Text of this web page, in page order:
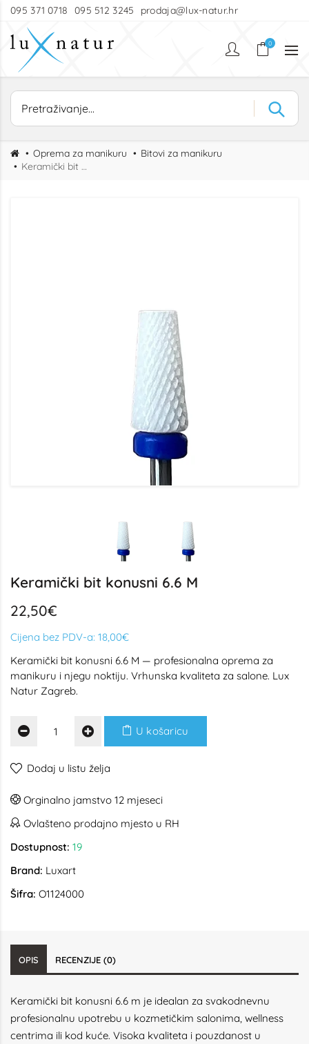
095 371 0718 095 512 3245 prodaja@lux-natur.hr
0
Oprema za manikuru
Bitovi za manikuru
Keramički bit konusni 6.6 M
Keramički bit konusni 6.6 M
22,50€
Cijena bez PDV-a: 18,00€
Keramički bit konusni 6.6 M — profesionalna oprema za
manikuru i njegu noktiju. Vrhunska kvaliteta za salone. Lux
Natur Zagreb.
U košaricu
Dodaj u listu želja
Orginalno jamstvo 12 mjeseci
Ovlašteno prodajno mjesto u RH
Dostupnost: 19
Brand: Luxart
Šifra: O1124000
OPIS RECENZIJE (0)
Keramički bit konusni 6.6 m je idealan za svakodnevnu
profesionalnu upotrebu u kozmetičkim salonima, wellness
centrima ili kod kuće. Visoka kvaliteta i pouzdanost u